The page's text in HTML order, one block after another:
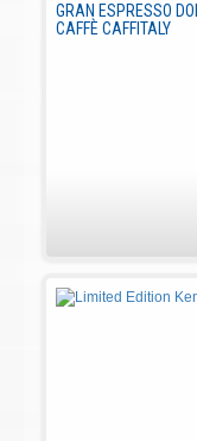
GRAN ESPRESSO
CAFFÈ CAFFITALY